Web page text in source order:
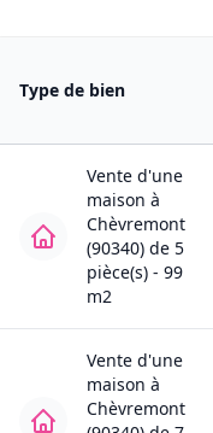
Type de bien
Vente d'une
maison à
Chèvremont
(90340) de 5
pièce(s) - 99
m2
Vente d'une
maison à
Chèvremont